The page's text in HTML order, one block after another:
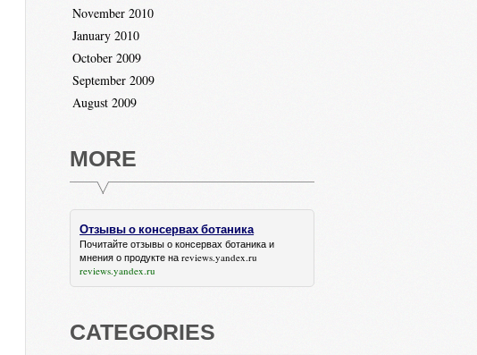
November 2010
January 2010
October 2009
September 2009
August 2009
MORE
Отзывы о консервах ботаника
Почитайтеотзывы о консервах ботаника и
мнения о продукте на reviews.yandex.ru
reviews.yandex.ru
CATEGORIES